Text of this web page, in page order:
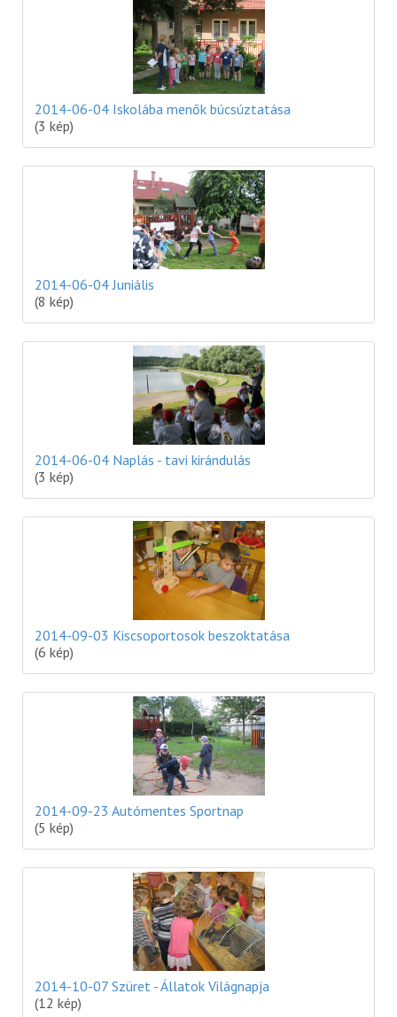
2014-06-04 Iskolába menők búcsúztatása
(3 kép)
2014-06-04 Juniális
(8 kép)
2014-06-04 Naplás - tavi kirándulás
(3 kép)
2014-09-03 Kiscsoportosok beszoktatása
(6 kép)
2014-09-23 Autómentes Sportnap
(5 kép)
2014-10-07 Szüret - Állatok Világnapja
(12 kép)